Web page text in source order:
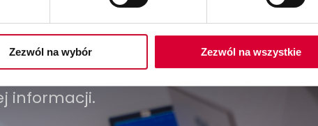
Zezwól na wybór Zezwól na wszystkie
Twojego przedsiębiorstwa,
informacji.